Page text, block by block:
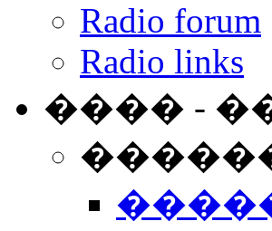
Radio forum
Radio links
���� -